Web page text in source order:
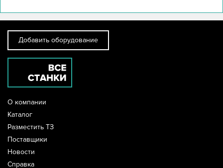
Добавить оборудование
О компании
Каталог
Разместить ТЗ
Поставщики
Новости
Справка